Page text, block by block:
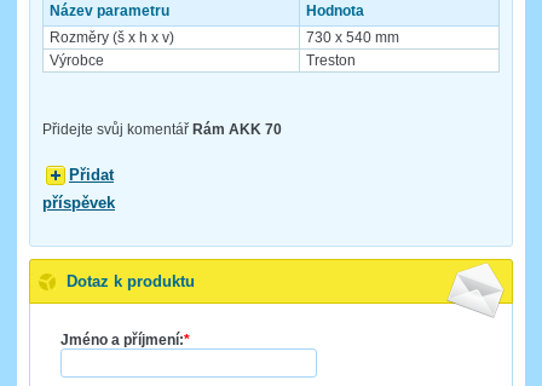
Název parametru
Hodnota
Rozměry (š x h x v)
730 x 540 mm
Výrobce
Treston
Přidejte svůj komentář Rám AKK 70
Přidat
příspěvek
Dotaz k produktu
Jméno a příjmení:*